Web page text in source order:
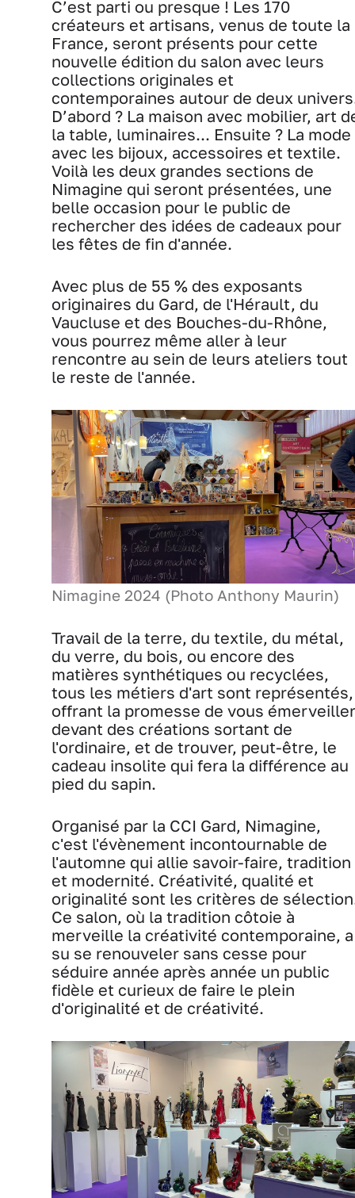
C’est parti ou presque ! Les 170
créateurs et artisans, venus de toute la
France, seront présents pour cette
nouvelle édition du salon avec leurs
collections originales et
contemporaines autour de deux
D’abord ? La maison avec mobilier, art
la table, luminaires... Ensuite ? La mode
avec les bijoux, accessoires et textile.
Voilà les deux grandes sections de
Nimagine qui seront présentées, une
belle occasion pour le public de
rechercher des idées de cadeaux pour
les fêtes de fin d'année.
Avec plus de 55 % des exposants
originaires du Gard, de l'Hérault, du
Vaucluse et des Bouches-du-Rhône,
vous pourrez même aller à leur
rencontre au sein de leurs ateliers tout
le reste de l'année.
Nimagine 2024 (Photo Anthony Maurin)
Travail de la terre, du textile, du métal,
du verre, du bois, ou encore des
matières synthétiques ou recyclées,
tous les métiers d'art sont représentés,
offrant la promesse de vous émerveiller
devant des créations sortant de
l'ordinaire, et de trouver, peut-être, le
cadeau insolite qui fera la différence au
pied du sapin.
Organisé par la CCI Gard, Nimagine,
c'est l'évènement incontournable de
l'automne qui allie savoir-faire, tradition
et modernité. Créativité, qualité et
originalité sont les critères de
Ce salon, où la tradition côtoie à
merveille la créativité contemporaine, a
su se renouveler sans cesse pour
séduire année après année un public
fidèle et curieux de faire le plein
d'originalité et de créativité.